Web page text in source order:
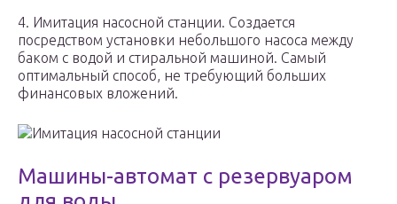
4. Имитация насосной станции. Создается
посредством установки небольшого насоса между
баком с водой и стиральной машиной. Самый
оптимальный способ, не требующий больших
финансовых вложений.
Имитация насосной станции
Машины-автомат с резервуаром